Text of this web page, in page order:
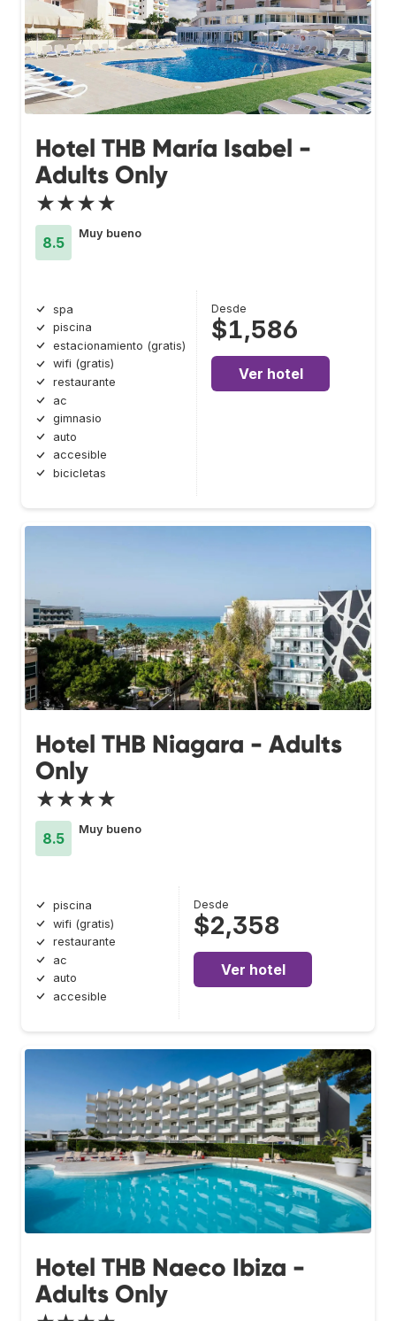
Hotel THB María Isabel -
Adults Only
★★★★
8.5
Muy bueno
spa
piscina
estacionamiento (gratis)
wifi (gratis)
restaurante
ac
gimnasio
auto
accesible
bicicletas
Desde
$1,586
Ver hotel
Hotel THB Niagara - Adults
Only
★★★★
8.5
Muy bueno
piscina
wifi (gratis)
restaurante
ac
auto
accesible
Desde
$2,358
Ver hotel
Hotel THB Naeco Ibiza -
Adults Only